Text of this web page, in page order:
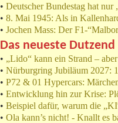
• Deutscher Bundestag hat nur
• 8. Mai 1945: Als in
• Jochen Mass: Der F1-
Das neueste Dutzend
• „Lido“ kann ein Strand –
• Nürburgring Jubiläum 2027:
• P72 & 01 Hypercars:
• Entwicklung hin zur Krise:
• Beispiel dafür, warum die
• Ola kann’s nicht! - Knallt es